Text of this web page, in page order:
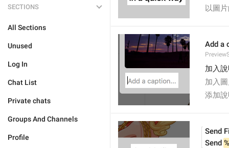
SECTIONS
All Sections
Unused
Log In
Chat List
Private chats
Groups And Channels
Profile
以圖
Add a
加入
加入
添加
Send
Send